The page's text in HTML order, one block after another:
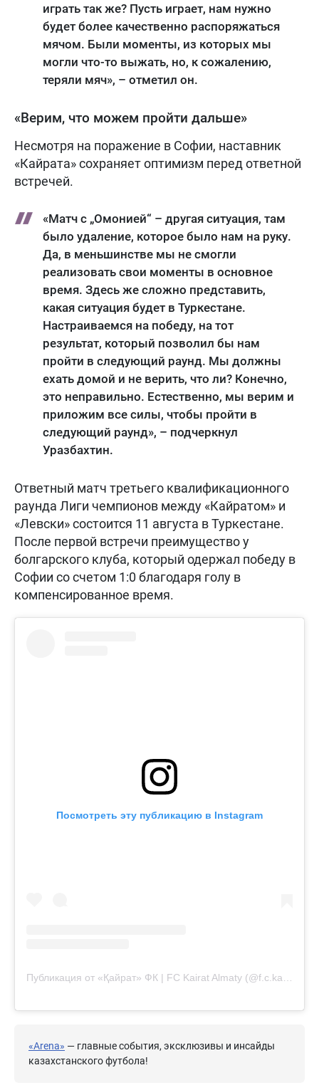
играть так же? Пусть играет, нам нужно
будет более качественно распоряжаться
мячом. Были моменты, из которых мы
могли что-то выжать, но, к сожалению,
теряли мяч», – отметил он.
«Верим, что можем пройти дальше»
Несмотря на поражение в Софии, наставник
«Кайрата» сохраняет оптимизм перед ответной
встречей.
«Матч с „Омонией“ – другая ситуация, там
было удаление, которое было нам на руку.
Да, в меньшинстве мы не смогли
реализовать свои моменты в основное
время. Здесь же сложно представить,
какая ситуация будет в Туркестане.
Настраиваемся на победу, на тот
результат, который позволил бы нам
пройти в следующий раунд. Мы должны
ехать домой и не верить, что ли? Конечно,
это неправильно. Естественно, мы верим и
приложим все силы, чтобы пройти в
следующий раунд», – подчеркнул
Уразбахтин.
Ответный матч третьего квалификационного
раунда Лиги чемпионов между «Кайратом» и
«Левски» состоится 11 августа в Туркестане.
После первой встречи преимущество у
болгарского клуба, который одержал победу в
Софии со счетом 1:0 благодаря голу в
компенсированное время.
Посмотреть эту публикацию в Instagram
«Arena» — главные события, эксклюзивы и инсайды
казахстанского футбола!